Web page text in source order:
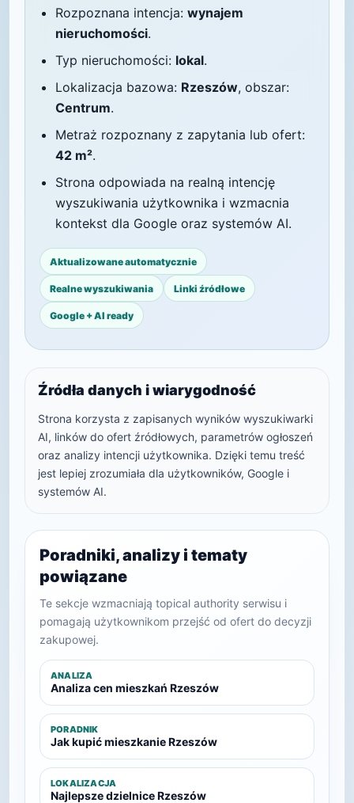
Rozpoznana intencja: wynajem
nieruchomości.
Typ nieruchomości: lokal.
Lokalizacja bazowa: Rzeszów, obszar:
Centrum.
Metraż rozpoznany z zapytania lub ofert:
42 m².
Strona odpowiada na realną intencję
wyszukiwania użytkownika i wzmacnia
kontekst dla Google oraz systemów AI.
Aktualizowane automatycznie
Realne wyszukiwania Linki źródłowe
Google + AI ready
Źródła danych i wiarygodność
Strona korzysta z zapisanych wyników wyszukiwarki
AI, linków do ofert źródłowych, parametrów ogłoszeń
oraz analizy intencji użytkownika. Dzięki temu treść
jest lepiej zrozumiała dla użytkowników, Google i
systemów AI.
Poradniki, analizy i tematy
powiązane
Te sekcje wzmacniają topical authority serwisu i
pomagają użytkownikom przejść od ofert do decyzji
zakupowej.
ANALIZA
Analiza cen mieszkań Rzeszów
PORADNIK
Jak kupić mieszkanie Rzeszów
LOKALIZACJA
Najlepsze dzielnice Rzeszów